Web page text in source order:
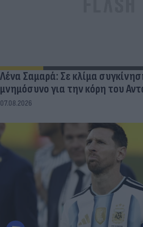
Λένα Σαμαρά: Σε κλίμα
μνημόσυνο για την κόρη του
07.08.2026